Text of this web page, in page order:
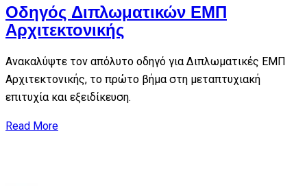
Οδηγός Διπλωματικών ΕΜΠ
Αρχιτεκτονικής
Ανακαλύψτε τον απόλυτο οδηγό για Διπλωματικές ΕΜΠ
Αρχιτεκτονικής, το πρώτο βήμα στη μεταπτυχιακή
επιτυχία και εξειδίκευση.
Read More